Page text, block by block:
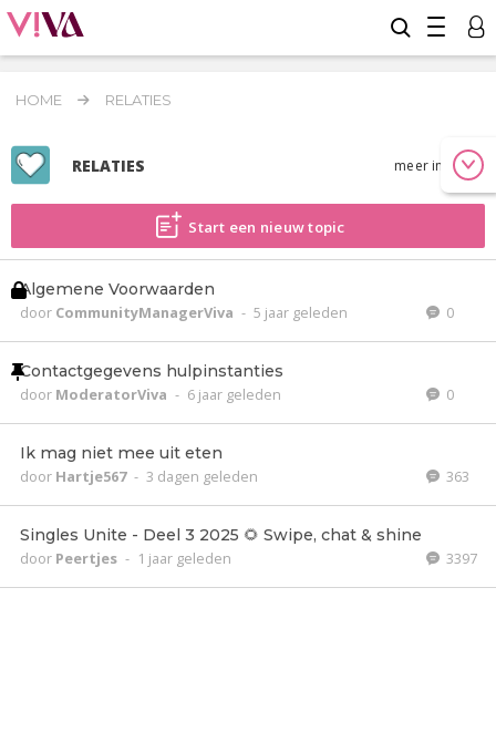
HOME RELATIES
RELATIES meer info
Start een nieuw topic
Algemene Voorwaarden
door CommunityManagerViva - 5 jaar geleden 0
Contactgegevens hulpinstanties
door ModeratorViva - 6 jaar geleden 0
Ik mag niet mee uit eten
door Hartje567 - 3 dagen geleden 363
Singles Unite - Deel 3 2025 🌻 Swipe, chat & shine
door Peertjes - 1 jaar geleden 3397